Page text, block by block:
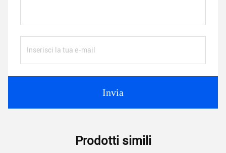
Invia
Prodotti simili